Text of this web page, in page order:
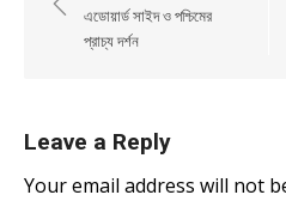
এডোয়ার্ড সাইদ ও পশ্চিমের
প্রাচ্য দর্শন
Leave a Reply
Your email address will not